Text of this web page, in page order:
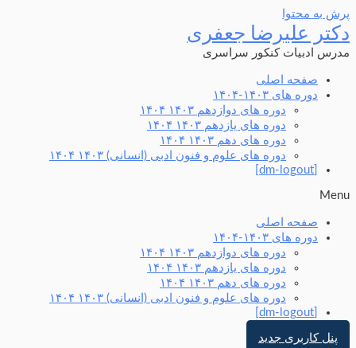
پرش به محتوا
دکتر علیرضا جعفری
مدرس ادبیات کنکور سراسری
صفحه اصلی
دوره های ۱۴۰۳-۱۴۰۴
دوره های دوازدهم ۱۴۰۳ ۱۴۰۴
دوره های یازدهم ۱۴۰۳ ۱۴۰۴
دوره های دهم ۱۴۰۳ ۱۴۰۴
دوره های علوم و فنون ادبی (انسانی) ۱۴۰۳ ۱۴۰۴
Menu
صفحه اصلی
دوره های ۱۴۰۳-۱۴۰۴
دوره های دوازدهم ۱۴۰۳ ۱۴۰۴
دوره های یازدهم ۱۴۰۳ ۱۴۰۴
دوره های دهم ۱۴۰۳ ۱۴۰۴
دوره های علوم و فنون ادبی (انسانی) ۱۴۰۳ ۱۴۰۴
پنل کاربری جدید